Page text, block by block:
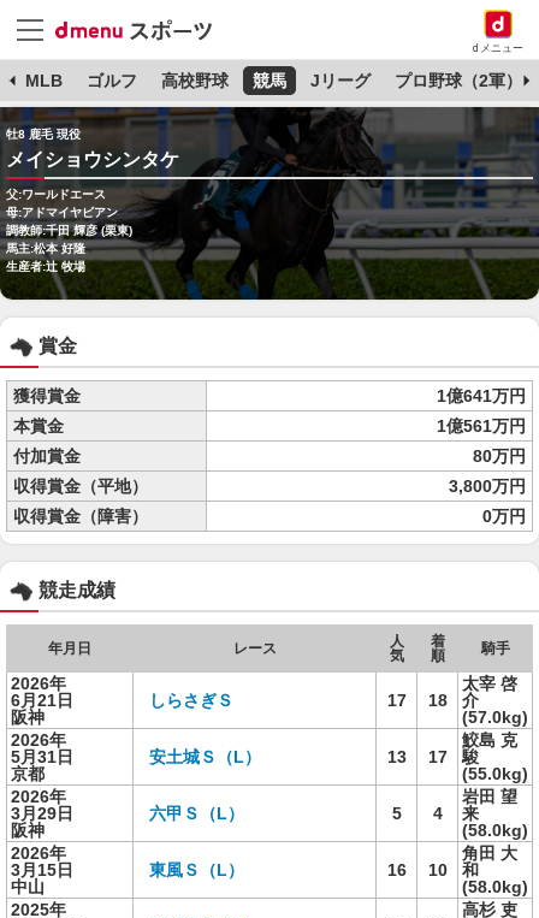
dメニュー
MLB ゴルフ 高校野球 競馬 Jリーグ プロ野球（2軍）
牡8 鹿毛 現役
メイショウシンタケ
父:ワールドエース
母:アドマイヤビアン
調教師:千田 輝彦 (栗東)
馬主:松本 好隆
生産者:辻 牧場
賞金
獲得賞金
1億641万円
本賞金
1億561万円
付加賞金
80万円
収得賞金（平地）
3,800万円
収得賞金（障害）
0万円
競走成績
年月日 レース
人
気
着
順
騎手
2026年
6月21日
阪神
しらさぎＳ 17 18
太宰 啓
介
(57.0kg)
2026年
5月31日
京都
安土城Ｓ（L） 13 17
鮫島 克
駿
(55.0kg)
2026年
3月29日
阪神
六甲Ｓ（L） 5 4
岩田 望
来
(58.0kg)
2026年
3月15日
中山
東風Ｓ（L） 16 10
角田 大
和
(58.0kg)
2025年
高杉 吏